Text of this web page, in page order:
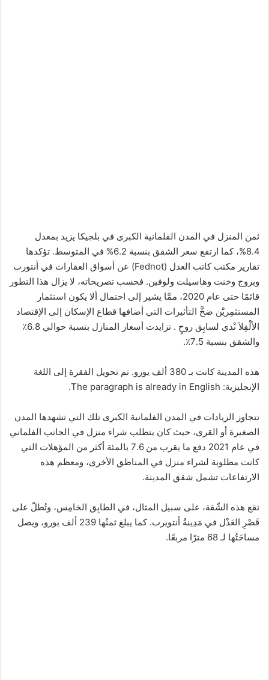
ثمن المنزل في المدن الفلمانية الكبرى في بلجيكا يزيد بمعدل
8.4%، كما ارتفع سعر الشقق بنسبة 6.2% في المتوسط. تؤكدها
تقارير مكتب كاتب العدل (Fednot) عن أسواق العقارات في أنتورب
وبروج وخنت وهاسيلت ولوفين. فحسب تصريحاته، لا يزال هذا التطور
قائمًا حتى عام 2020، ممَّا يشير إلى احتمال ألا يكون استثمار
المستثمِريَْن ضخَّ التأثيرات التي أضافها قطاع الإسكان إلى الإقتصاد
الألْفِلاَ نْدي لسابِق روحٍ . تزايدت أسعار المنازل بنسبة حوالي 6.8٪
والشقق بنسبة 7.5٪.
هذه المدينة كانت بـ 380 ألف يورو. تم تحويل الفقرة إلى اللغة
الإنجليزية: The paragraph is already in English.
تتجاوز الزيادات في المدن الفلمانية الكبرى تلك التي تشهدها المدن
الصغيرة أو القرى، حيث كان يتطلب شراء منزل في الجانب الفلماني
في عام 2021 دفع ما يقرب من 7.6 بالمئة أكثر من المؤهلات التي
كانت مطلوبة لشراء منزل في المناطق الأخرى، ومعظم هذه
الارتفاعات تشمل شقق المدينة.
تقع هذه الشّقة، على سبيل المثال، في الطابِق الخامِس، وتُطلّ على
قَصْرِ العَدْل في مَدِينةُ أنتويرب. كما يبلغ ثمنُها 239 ألف يورو، ويصل
مساحَتُها لـ 68 مترًا مربعًا.